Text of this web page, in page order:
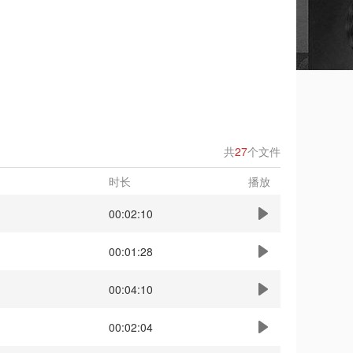
共27个文件
时长
播放
00:02:10
00:01:28
00:04:10
00:02:04